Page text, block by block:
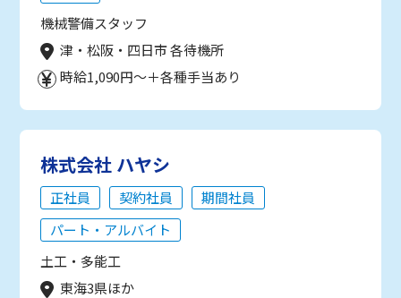
機械警備スタッフ
津・松阪・四日市 各待機所
時給1,090円～＋各種手当あり
株式会社 ハヤシ
正社員 契約社員
期間社員
パート・アルバイト
土工・多能工
東海3県ほか